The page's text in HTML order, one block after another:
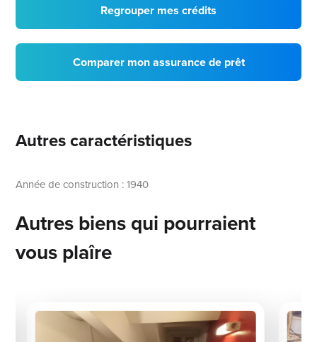
Regrouper mes crédits
Comparer mon assurance de prêt
Autres caractéristiques
Année de construction : 1940
Autres biens qui pourraient
vous plaîre